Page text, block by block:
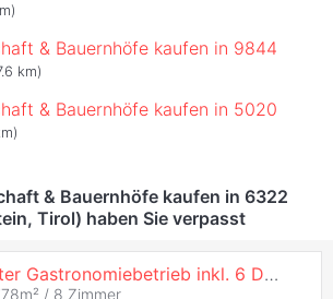
& Bauernhöfe kaufen in 9844
km)
& Bauernhöfe kaufen in 5020
& Bauernhöfe kaufen in 6322
Tirol) haben Sie verpasst
Voll ausgestatteter Gastronomiebetrieb inkl. 6 Doppelzimmer, Personalräume und eine hochwertige Betreiberwohnung
/ 8 Zimmer